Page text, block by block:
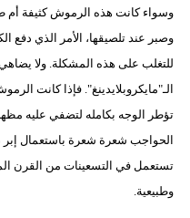
وسواء كانت هذه الرموش كثيفة أم
وصبر عند تلصيقها، الأمر الذي
للتغلب على هذه المشكلة. ولا
الـ"مايكروبلايدينغ". فإذا كانت
تؤطر الوجه بكامله لتضفي عليه
الحواجب شعرة شعرة باستعمال إبر
تستعمل في التسعينات من القرن
وطبيعية.